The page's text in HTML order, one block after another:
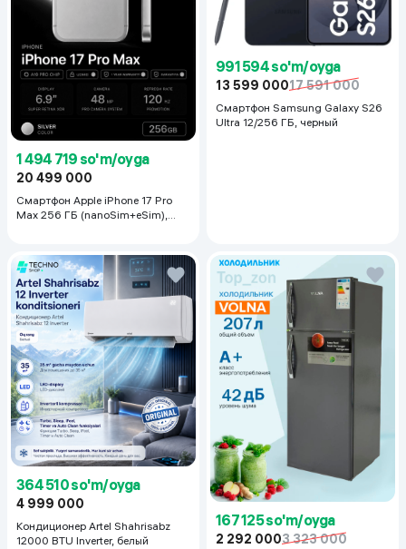
1 494 719 so'm/oyga
20 499 000
Смартфон Apple iPhone 17 Pro
Max 256 ГБ (nanoSim+eSim),
991 594 so'm/oyga
13 599 00017 591 000
Смартфон Samsung Galaxy S26
Ultra 12/256 ГБ, черный
364 510 so'm/oyga
4 999 000
Кондиционер Artel Shahrisabz
12000 BTU Inverter, белый
167 125 so'm/oyga
2 292 0003 323 000